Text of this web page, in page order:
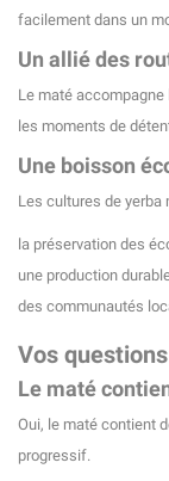
facilement dans un
Un allié des
Le maté
les moments de
Une boisson
Les cultures de yerba
la préservation des
une production
des communautés
Vos
Le maté
Oui, le maté contient
progressif.